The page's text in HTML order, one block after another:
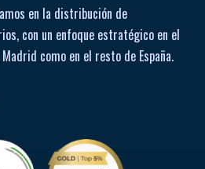
en la distribución de
con un enfoque estratégico en el
como en el resto de España.